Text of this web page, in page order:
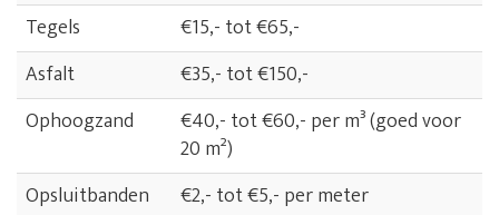
Tegels
€15,- tot €65,-
Asfalt
€35,- tot €150,-
Ophoogzand
€40,- tot €60,- per m³ (goed voor
20 m²)
Opsluitbanden
€2,- tot €5,- per meter